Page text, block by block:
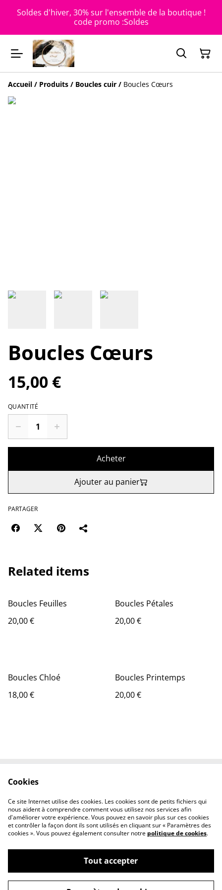
Soldes d'hiver, 30% sur l'ensemble de la boutique !
code promo :Soldes
Accueil / Produits / Boucles cuir / Boucles Cœurs
Boucles Cœurs
15,00 €
QUANTITÉ
Acheter
Ajouter au panier
PARTAGER
Related items
Boucles Feuilles
20,00 €
Boucles Pétales
20,00 €
Boucles Chloé
18,00 €
Boucles Printemps
20,00 €
confidentialité
Politique de cookies
©2026Le P'tit Atelier d'Angel
Cookies
Ce site Internet utilise des cookies. Les cookies sont de petits fichiers qui
nous aident à comprendre comment vous utilisez nos services afin
d'améliorer votre expérience. Vous pouvez en savoir plus sur ces cookies
et contrôler la façon dont ils sont utilisés en cliquant sur « Paramètres des
cookies ». Vous pouvez également consulter notre politique de cookies.
Tout accepter